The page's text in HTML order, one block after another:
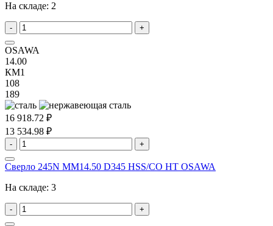
На складе: 2
- +
OSAWA
14.00
КМ1
108
189
16 918.72 ₽
13 534.98 ₽
- +
Сверло 245N MM14.50 D345 HSS/CO HT OSAWA
На складе: 3
- +